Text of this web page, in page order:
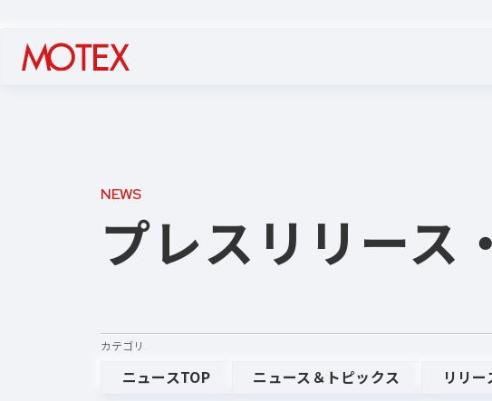
NEWS
プレスリリース
カテゴリ
ニュースTOP ニュース＆トピックス リリー